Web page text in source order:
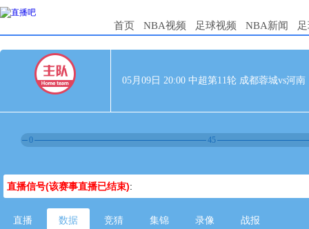
首页 NBA视频 足球视频 NBA新闻
05月09日 20:00 中超第11轮 成都蓉城vs河南
0 45
直播信号(该赛事直播已结束):
直播 数据 竞猜 集锦 录像 战报